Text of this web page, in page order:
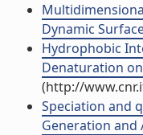
Dynamic
Hydrophobic
Denaturation
(http://
Speciation and
Generation and